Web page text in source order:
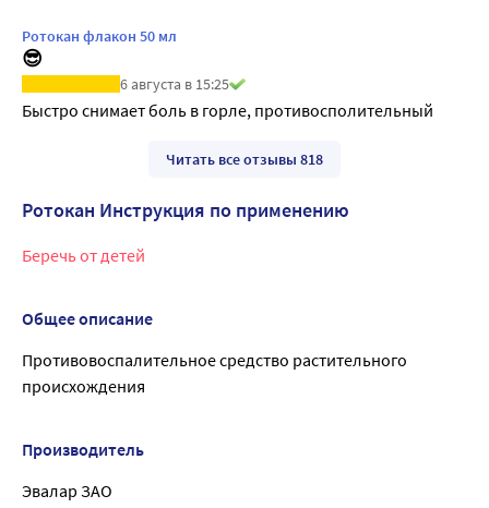
Ротокан флакон 50 мл
😎
6 августа в 15:25
Быстро снимает боль в горле, противосполительный
Читать все отзывы 818
Ротокан Инструкция по применению
Беречь от детей
Общее описание
Противовоспалительное средство растительного
происхождения
Производитель
Эвалар ЗАО